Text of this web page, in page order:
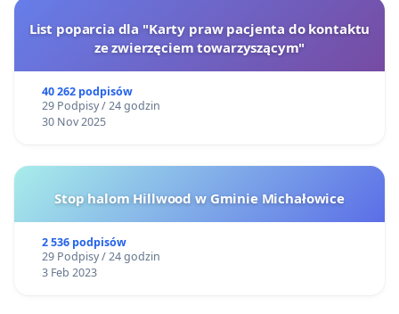
List poparcia dla "Karty praw pacjenta do kontaktu
ze zwierzęciem towarzyszącym"
40 262 podpisów
29 Podpisy / 24 godzin
30 Nov 2025
Stop halom Hillwood w Gminie Michałowice
2 536 podpisów
29 Podpisy / 24 godzin
3 Feb 2023